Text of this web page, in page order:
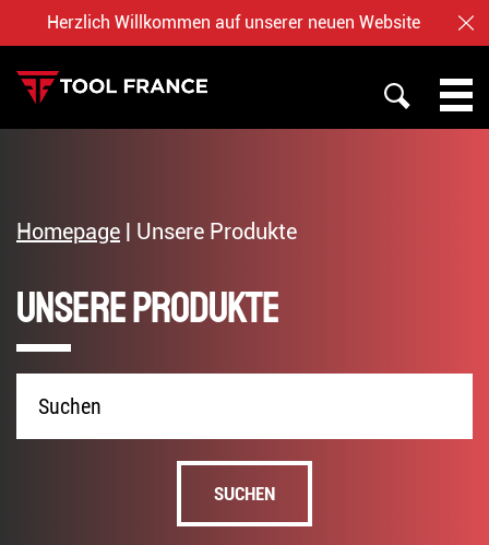
Herzlich Willkommen auf unserer neuen Website
JET HOLZBEARBEITUNG
ÜBER UNS
NOTRE BOUTIQUE EN LIGNE
Homepage | Unsere Produkte
Unsere Produkte
SUCHEN